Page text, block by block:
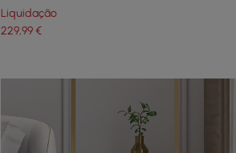
Liquidação
229,99€